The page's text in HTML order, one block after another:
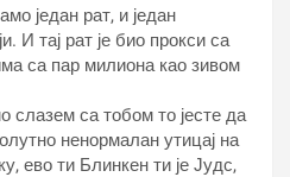
један рат, и један
И тај рат је био прокси са
са пар милиона као зивом
слазем са тобом то јесте да
ненормалан утицај на
ево ти Блинкен ти је Јудс,